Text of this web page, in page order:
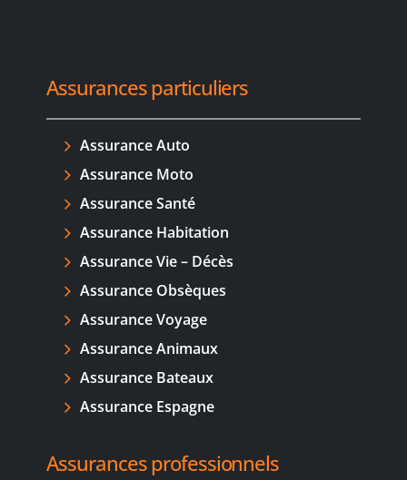
Assurances particuliers
Assurance Auto
Assurance Moto
Assurance Santé
Assurance Habitation
Assurance Vie – Décès
Assurance Obsèques
Assurance Voyage
Assurance Animaux
Assurance Bateaux
Assurance Espagne
Assurances professionnels